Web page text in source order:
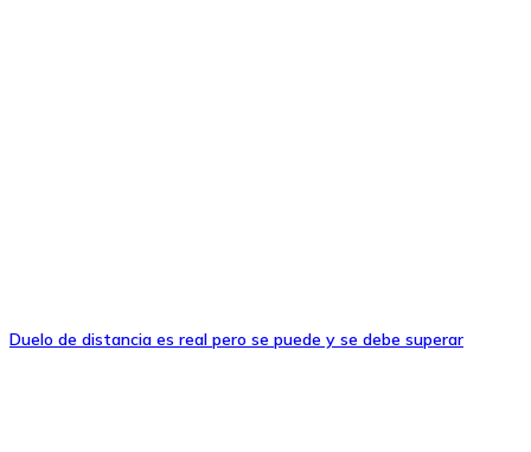
Duelo de distancia es real pero se puede y se debe superar